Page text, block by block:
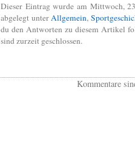
Dieser Eintrag wurde am Mittwoch,
abgelegt unterAllgemein,
du den Antworten zu diesem Artikel
sind zurzeit geschlossen.
Kommentare